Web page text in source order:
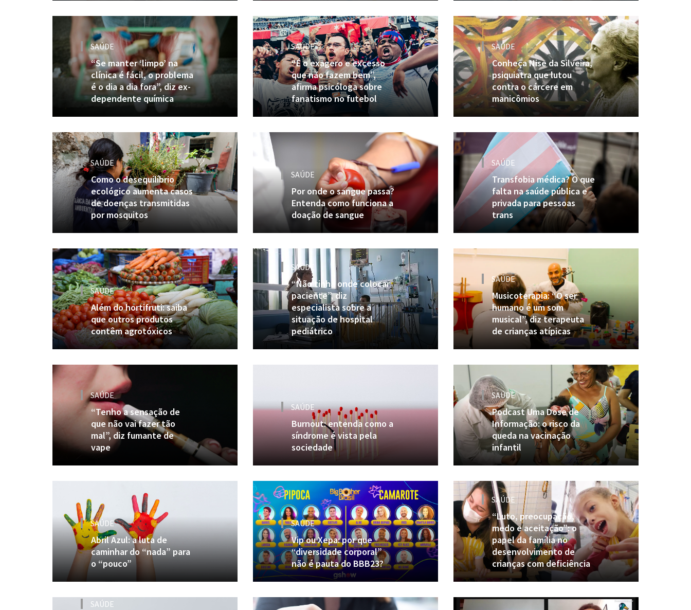
SAÚDE
“Se manter ‘limpo’ na
clínica é fácil, o problema
é o dia a dia fora”, diz ex-
dependente química
SAÚDE
“É o exagero e excesso
que não fazem bem”,
afirma psicóloga sobre
fanatismo no futebol
SAÚDE
Conheça Nise da Silveira,
psiquiatra que lutou
contra o cárcere em
manicômios
SAÚDE
Como o desequilíbrio
ecológico aumenta casos
de doenças transmitidas
por mosquitos
SAÚDE
Por onde o sangue passa?
Entenda como funciona a
doação de sangue
SAÚDE
Transfobia médica? O que
falta na saúde pública e
privada para pessoas
trans
SAÚDE
Além do hortifruti: saiba
que outros produtos
contêm agrotóxicos
SAÚDE
“Não tinha onde colocar
paciente”, diz
especialista sobre a
situação de hospital
pediátrico
SAÚDE
Musicoterapia: “O ser
humano é um som
musical”, diz terapeuta
de crianças atípicas
SAÚDE
“Tenho a sensação de
que não vai fazer tão
mal”, diz fumante de
vape
SAÚDE
Burnout: entenda como a
síndrome é vista pela
sociedade
SAÚDE
Podcast Uma Dose de
Informação: o risco da
queda na vacinação
infantil
SAÚDE
Abril Azul: a luta de
caminhar do “nada” para
o “pouco”
SAÚDE
Vip ou Xepa: por que
“diversidade corporal”
não é pauta do BBB23?
SAÚDE
“Luto, preocupação,
medo e aceitação”: o
papel da família no
desenvolvimento de
crianças com deficiência
SAÚDE